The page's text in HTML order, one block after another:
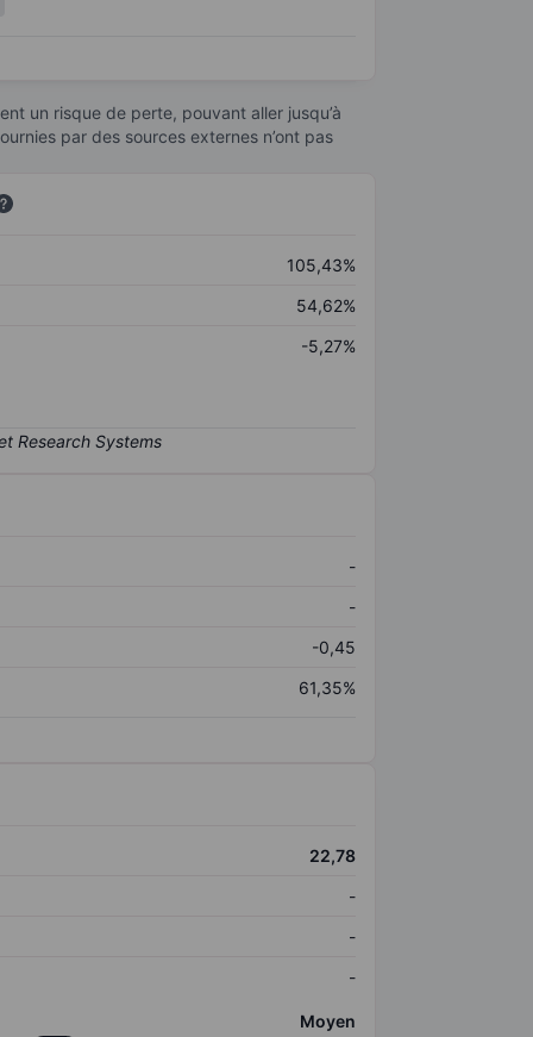
un risque de perte, pouvant aller jusqu’à
par des sources externes n’ont pas
105,43%
54,62%
-5,27%
-
-
-0,45
61,35%
22,78
-
-
-
Moyen